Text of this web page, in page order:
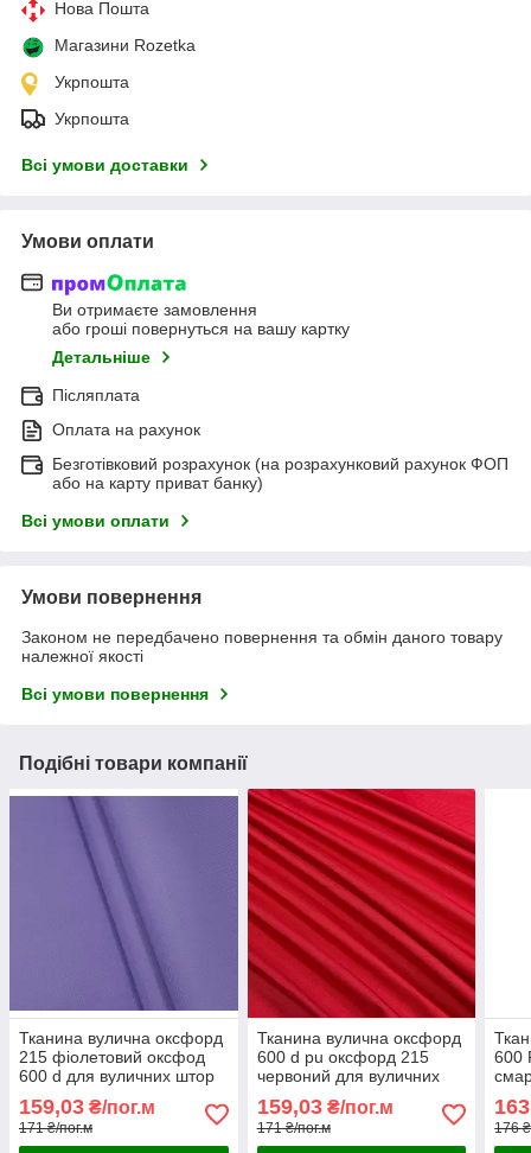
Нова Пошта
Магазини Rozetka
Укрпошта
Укрпошта
Всі умови доставки
Умови оплати
Ви отримаєте замовлення
або гроші повернуться на вашу картку
Детальніше
Післяплата
Оплата на рахунок
Безготівковий розрахунок (на розрахунковий рахунок ФОП
або на карту приват банку)
Всі умови оплати
Умови повернення
Законом не передбачено повернення та обмін даного товару
належної якості
Всі умови повернення
Подібні товари компанії
Тканина вулична оксфорд
215 фіолетовий оксфод
600 d для вуличних штор
чохлів парасольок
159,03 ₴/пог.м
171 ₴/пог.м
Тканина вулична оксфорд
600 d pu оксфорд 215
червоний для вуличних
парасольок
159,03₴/пог.м
171 ₴/пог.м
600
176